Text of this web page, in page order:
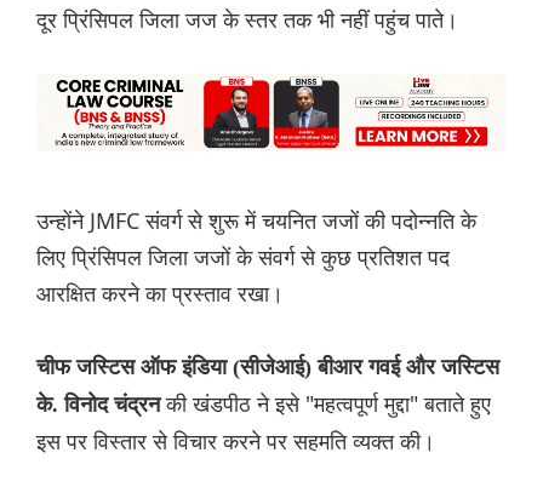
दूर प्रिंसिपल जिला जज के स्तर तक भी नहीं पहुंच पाते।
उन्होंने JMFC संवर्ग से शुरू में चयनित जजों की पदोन्नति के
लिए प्रिंसिपल जिला जजों के संवर्ग से कुछ प्रतिशत पद
आरक्षित करने का प्रस्ताव रखा।
चीफ जस्टिस ऑफ इंडिया (सीजेआई) बीआर गवई और जस्टिस
के. विनोद चंद्रनकी खंडपीठ ने इसे "महत्वपूर्ण मुद्दा" बताते हुए
इस पर विस्तार से विचार करने पर सहमति व्यक्त की।